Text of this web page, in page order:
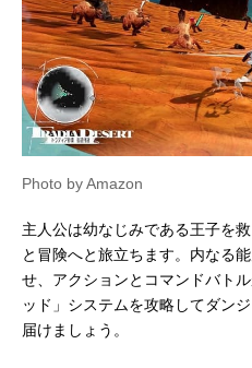
Photo by Amazon
主人公は幼なじみである王子を
と冒険へと旅立ちます。内なる
せ、アクションとコマンドバト
ッド」システムを攻略してダン
届けましょう。